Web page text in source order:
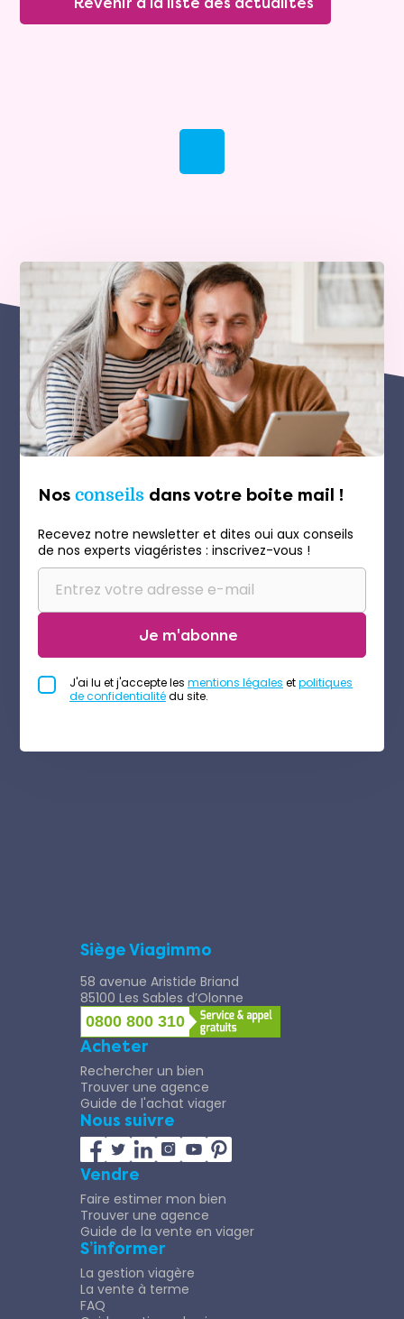
Nos conseils dans votre boite mail !
Recevez notre newsletter et dites oui aux conseils
de nos experts viagéristes : inscrivez-vous !
Je m'abonne
J'ai lu et j'accepte les mentions légales etpolitiques
de confidentialitédu site.
Siège Viagimmo
58 avenue Aristide Briand
85100 Les Sables d’Olonne
0800 800 310
Acheter
Rechercher un bien
Trouver une agence
Guide de l'achat viager
Nous suivre
Vendre
Faire estimer mon bien
Trouver une agence
Guide de la vente en viager
S’informer
La gestion viagère
La vente à terme
FAQ